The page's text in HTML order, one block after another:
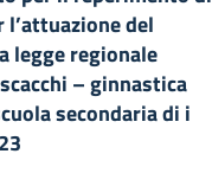
del
legge regionale
– ginnastica
secondaria di i